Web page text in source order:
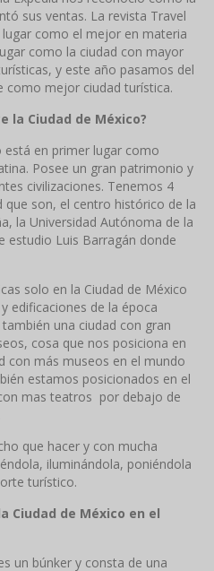
sus ventas. La revista Travel
como el mejor en materia
como la ciudad con mayor
y este año pasamos del
como mejor ciudad turística.
la Ciudad de México?
está en primer lugar como
Posee un gran patrimonio y
civilizaciones. Tenemos 4
que son, el centro histórico de la
la Universidad Autónoma de la
estudio Luis Barragán donde
solo en la Ciudad de México
edificaciones de la época
una ciudad con gran
cosa que nos posiciona en
con más museos en el mundo
estamos posicionados en el
mas teatros por debajo de
que hacer y con mucha
iluminándola, poniéndola
turístico.
Ciudad de México en el
un búnker y consta de una